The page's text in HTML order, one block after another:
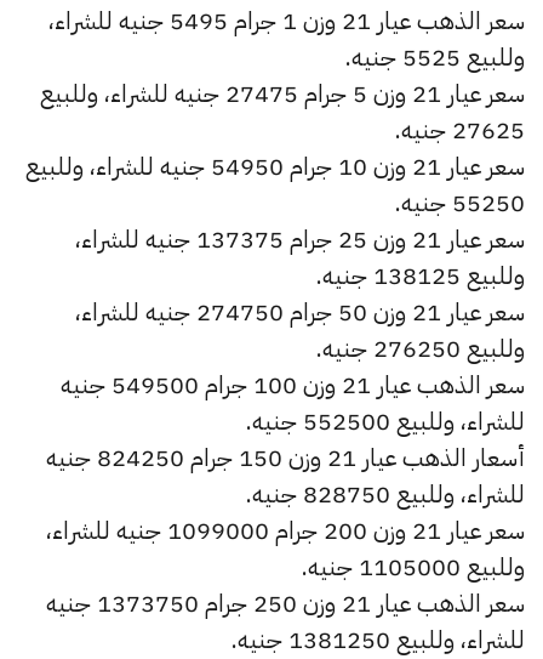
سعر الذهب عيار 21 وزن 1 جرام 5495 جنيه للشراء،
وللبيع 5525 جنيه.
سعر عيار 21 وزن 5 جرام 27475 جنيه للشراء، وللبيع
27625 جنيه.
سعر عيار 21 وزن 10 جرام 54950 جنيه للشراء، وللبيع
55250 جنيه.
سعر عيار 21 وزن 25 جرام 137375 جنيه للشراء،
وللبيع 138125 جنيه.
سعر عيار 21 وزن 50 جرام 274750 جنيه للشراء،
وللبيع 276250 جنيه.
سعر الذهب عيار 21 وزن 100 جرام 549500 جنيه
للشراء، وللبيع 552500 جنيه.
أسعار الذهب عيار 21 وزن 150 جرام 824250 جنيه
للشراء، وللبيع 828750 جنيه.
سعر عيار 21 وزن 200 جرام 1099000 جنيه للشراء،
وللبيع 1105000 جنيه.
سعر الذهب عيار 21 وزن 250 جرام 1373750 جنيه
للشراء، وللبيع 1381250 جنيه.